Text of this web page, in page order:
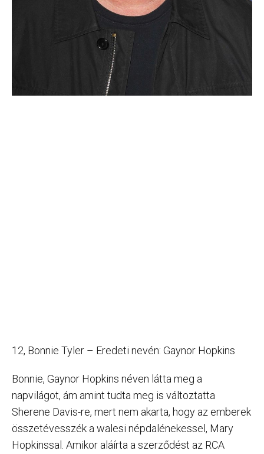
12, Bonnie Tyler – Eredeti nevén: Gaynor Hopkins
Bonnie, Gaynor Hopkins néven látta meg a
napvilágot, ám amint tudta meg is változtatta
Sherene Davis-re, mert nem akarta, hogy az emberek
összetévesszék a walesi népdalénekessel, Mary
Hopkinssal. Amikor aláírta a szerződést az RCA